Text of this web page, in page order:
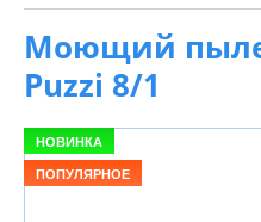
Моющий
Puzzi 8/1
НОВИНКА
ПОПУЛЯРНОЕ